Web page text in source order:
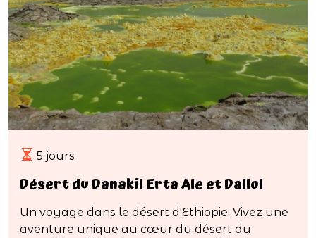
5 jours
Désert du Danakil Erta Ale et Dallol
Un voyage dans le désert d'Ethiopie. Vivez une
aventure unique au cœur du désert du